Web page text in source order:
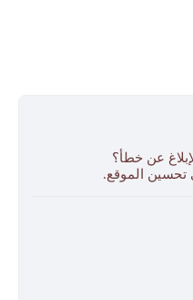
عن خطأ؟
تحسين الموقع.